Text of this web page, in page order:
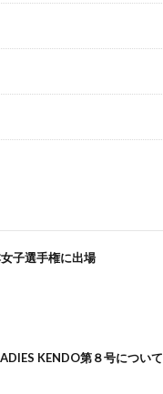
子選手権に出場
KENDO第８号について